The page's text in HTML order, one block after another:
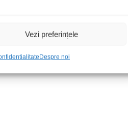
Vezi preferințele
Despre noi